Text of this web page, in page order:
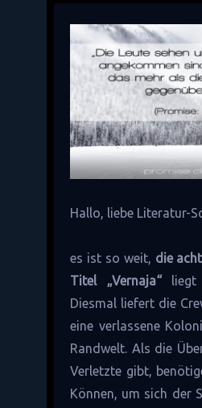
Hallo, liebe Literatur-
es ist so weit, die
Titel „Vernaja“
Diesmal liefert die
eine verlassene
Randwelt. Als die
Verletzte gibt,
Können, um sich der